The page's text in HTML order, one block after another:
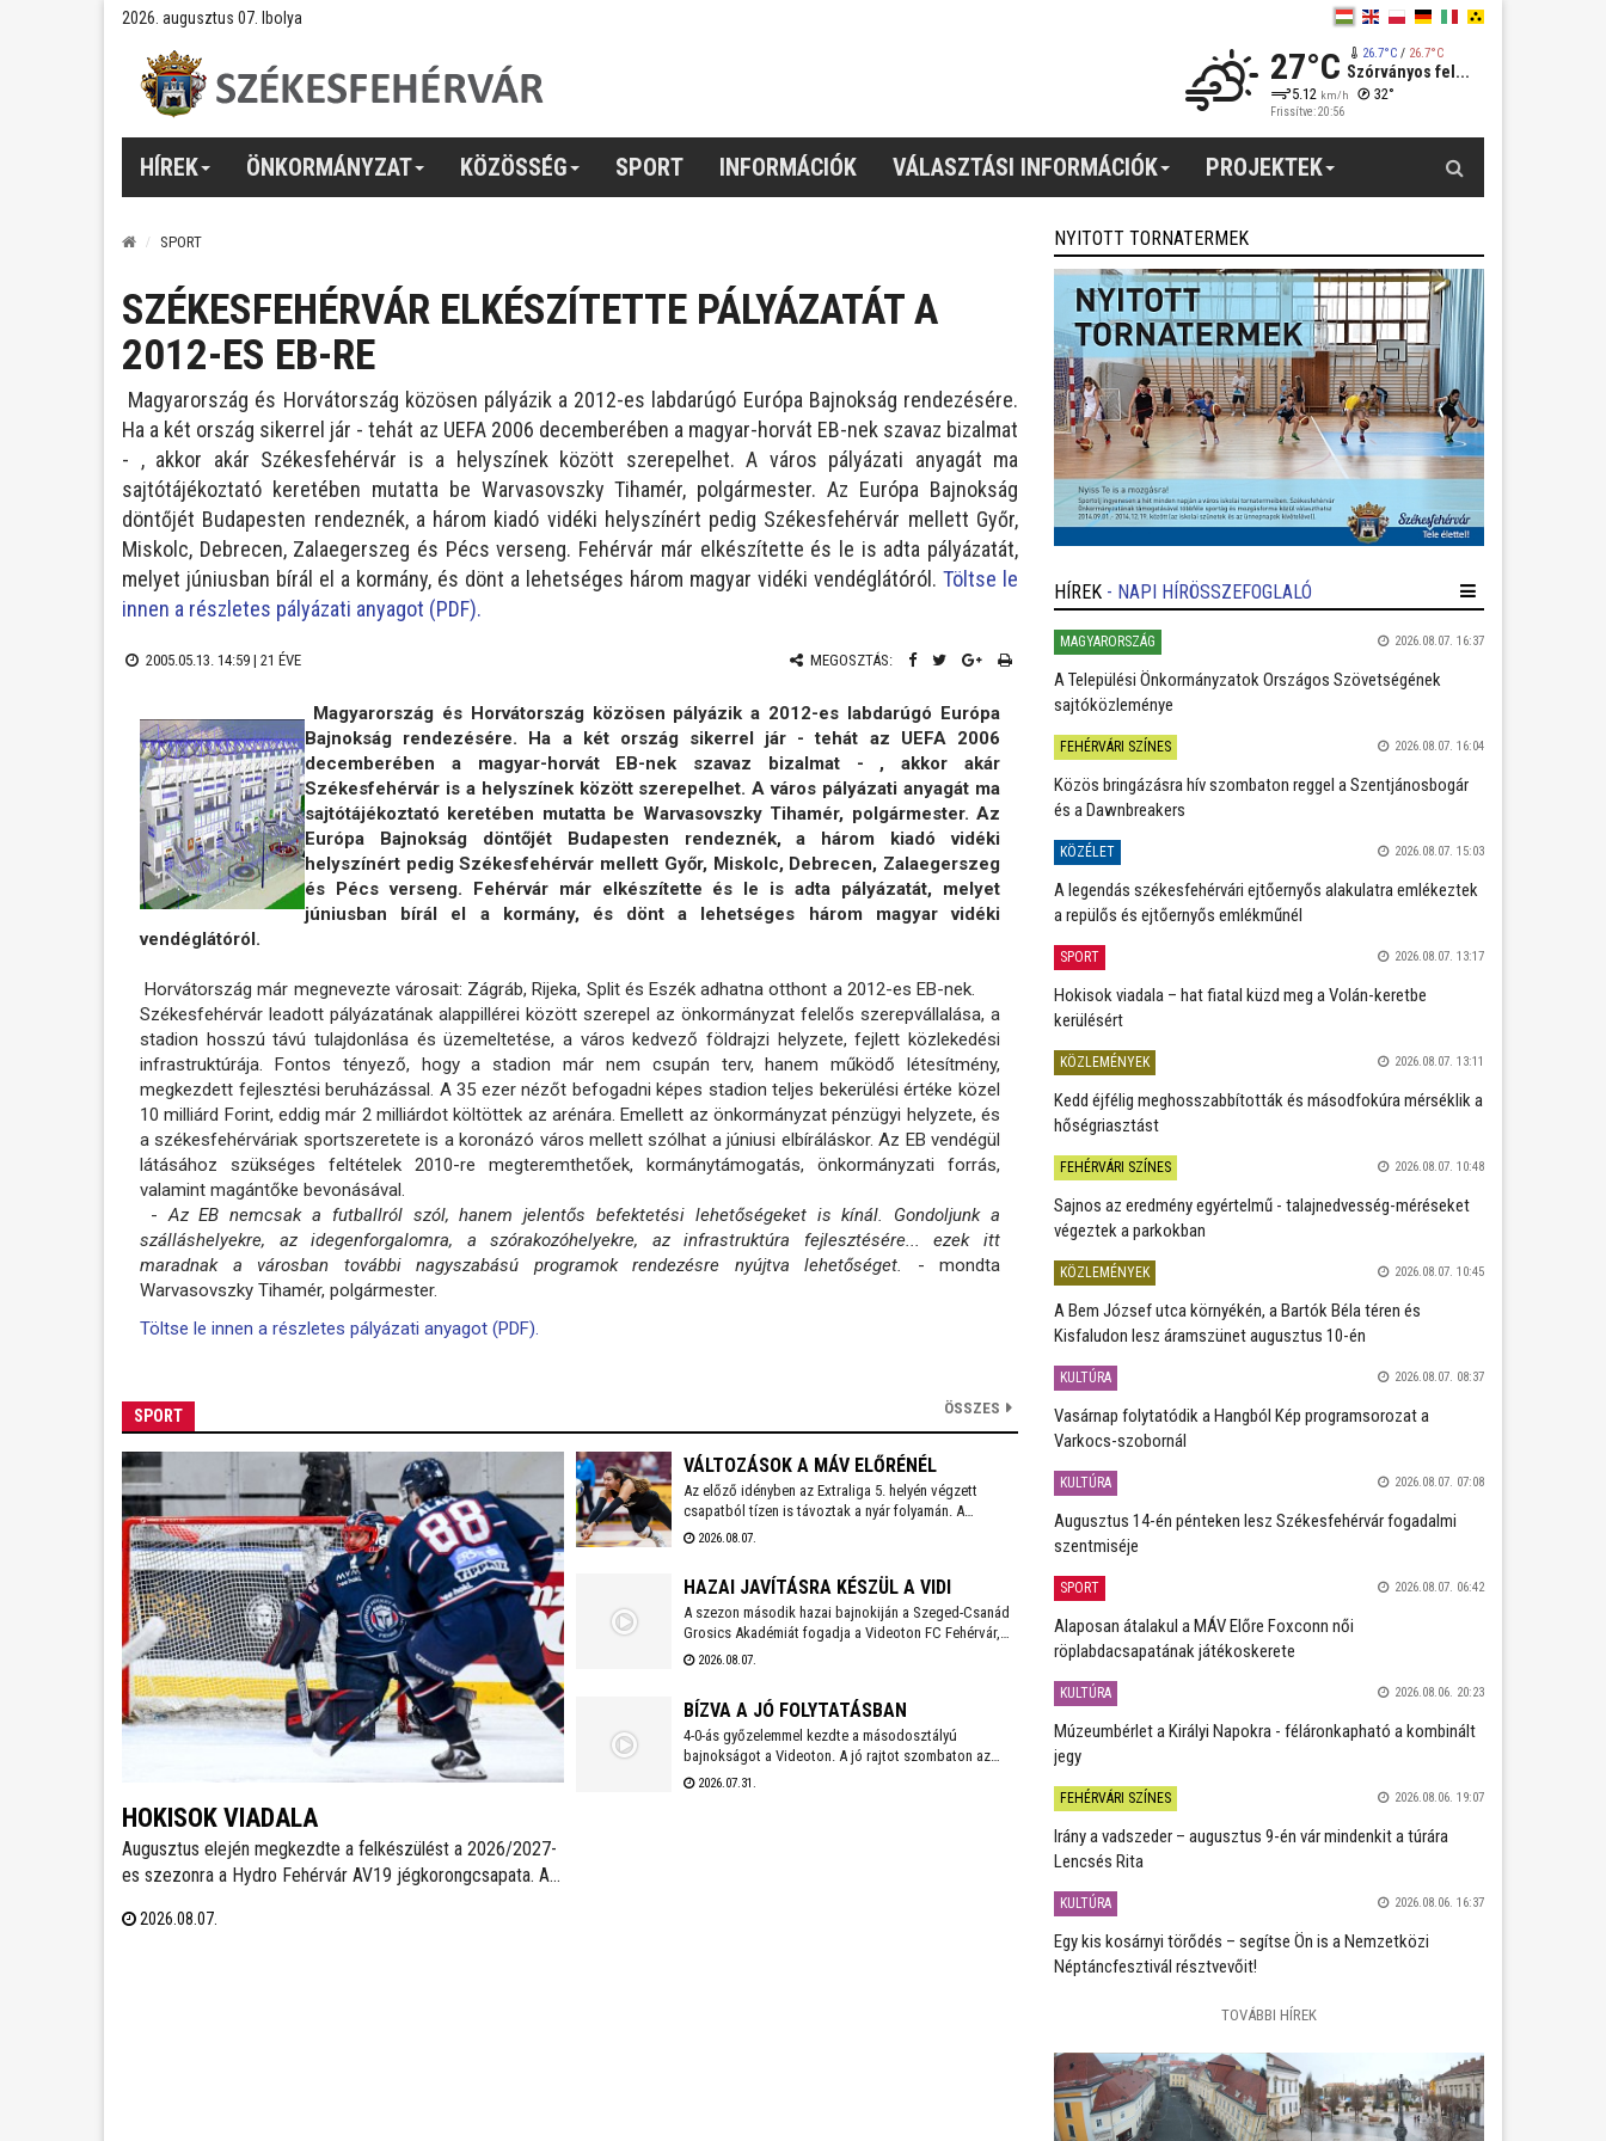
2026. augusztus 07. Ibolya
27°C 26.7°C/ 26.7°C
Szórványos fel...
5.12 km/h 32°
Frissítve: 20:56
HÍREK ÖNKORMÁNYZAT KÖZÖSSÉG SPORT INFORMÁCIÓK VÁLASZTÁSI INFORMÁCIÓK PROJEKTEK
SPORT
SZÉKESFEHÉRVÁR ELKÉSZÍTETTE PÁLYÁZATÁT A
2012-ES EB-RE
Magyarország és Horvátország közösen pályázik a 2012-es labdarúgó Európa Bajnokság rendezésére.
Ha a két ország sikerrel jár - tehát az UEFA 2006 decemberében a magyar-horvát EB-nek szavaz bizalmat
- , akkor akár Székesfehérvár is a helyszínek között szerepelhet. A város pályázati anyagát ma
sajtótájékoztató keretében mutatta be Warvasovszky Tihamér, polgármester. Az Európa Bajnokság
döntőjét Budapesten rendeznék, a három kiadó vidéki helyszínért pedig Székesfehérvár mellett Győr,
Miskolc, Debrecen, Zalaegerszeg és Pécs verseng. Fehérvár már elkészítette és le is adta pályázatát,
melyet júniusban bírál el a kormány, és dönt a lehetséges három magyar vidéki vendéglátóról. Töltse le
innen a részletes pályázati anyagot (PDF).
2005.05.13. 14:59 | 21 ÉVE MEGOSZTÁS:
Magyarország és Horvátország közösen pályázik a 2012-es labdarúgó Európa
Bajnokság rendezésére. Ha a két ország sikerrel jár - tehát az UEFA 2006
decemberében a magyar-horvát EB-nek szavaz bizalmat - , akkor akár
Székesfehérvár is a helyszínek között szerepelhet. A város pályázati anyagát ma
sajtótájékoztató keretében mutatta be Warvasovszky Tihamér, polgármester. Az
Európa Bajnokság döntőjét Budapesten rendeznék, a három kiadó vidéki
helyszínért pedig Székesfehérvár mellett Győr, Miskolc, Debrecen, Zalaegerszeg
és Pécs verseng. Fehérvár már elkészítette és le is adta pályázatát, melyet
júniusban bírál el a kormány, és dönt a lehetséges három magyar vidéki
vendéglátóról.
Horvátország már megnevezte városait: Zágráb, Rijeka, Split és Eszék adhatna otthont a 2012-es EB-nek.
Székesfehérvár leadott pályázatának alappillérei között szerepel az önkormányzat felelős szerepvállalása, a
stadion hosszú távú tulajdonlása és üzemeltetése, a város kedvező földrajzi helyzete, fejlett közlekedési
infrastruktúrája. Fontos tényező, hogy a stadion már nem csupán terv, hanem működő létesítmény,
megkezdett fejlesztési beruházással. A 35 ezer nézőt befogadni képes stadion teljes bekerülési értéke közel
10 milliárd Forint, eddig már 2 milliárdot költöttek az arénára. Emellett az önkormányzat pénzügyi helyzete, és
a székesfehérváriak sportszeretete is a koronázó város mellett szólhat a júniusi elbíráláskor. Az EB vendégül
látásához szükséges feltételek 2010-re megteremthetőek, kormánytámogatás, önkormányzati forrás,
valamint magántőke bevonásával.
-Az EB nemcsak a futballról szól, hanem jelentős befektetési lehetőségeket is kínál. Gondoljunk a
szálláshelyekre, az idegenforgalomra, a szórakozóhelyekre, az infrastruktúra fejlesztésére... ezek itt
maradnak a városban további nagyszabású programok rendezésre nyújtva lehetőséget.
- mondta
Warvasovszky Tihamér, polgármester.
Töltse le innen a részletes pályázati anyagot (PDF).
SPORT ÖSSZES
HOKISOK VIADALA
Augusztus elején megkezdte a felkészülést a 2026/2027-
es szezonra a Hydro Fehérvár AV19 jégkorongcsapata. Az
legjobb teljesítményt nyújtó játékos csatlakozhat a Volán
2026.08.07.
VÁLTOZÁSOK A MÁV ELŐRÉNÉL
Az előző idényben az Extraliga 5. helyén végzett
csapatból tízen is távoztak a nyár folyamán. A
holtszezonban reményteljes magyar és külföldi
2026/2027-es évadban is Kaszap Tamás felel.
2026.08.07.
HAZAI JAVÍTÁSRA KÉSZÜL A VIDI
A szezon második hazai bajnokiján a Szeged-Csanád
Grosics Akadémiát fogadja a Videoton FC Fehérvár,
amely a Kazincbarcika elleni vereséget követően
2026.08.07.
BÍZVA A JÓ FOLYTATÁSBAN
4-0-ás győzelemmel kezdte a másodosztályú
bajnokságot a Videoton. A jó rajtot szombaton az
első idegenbeli mérkőzés követi, a tavaly még NB I-es
2026.07.31.
NYITOTT TORNATERMEK
HÍREK - NAPI HÍRÖSSZEFOGLALÓ
MAGYARORSZÁG 2026.08.07. 16:37
A Települési Önkormányzatok Országos Szövetségének
sajtóközleménye
FEHÉRVÁRI SZÍNES 2026.08.07. 16:04
Közös bringázásra hív szombaton reggel a Szentjánosbogár
és a Dawnbreakers
KÖZÉLET 2026.08.07. 15:03
A legendás székesfehérvári ejtőernyős alakulatra emlékeztek
a repülős és ejtőernyős emlékműnél
SPORT 2026.08.07. 13:17
Hokisok viadala – hat fiatal küzd meg a Volán-keretbe
kerülésért
KÖZLEMÉNYEK 2026.08.07. 13:11
Kedd éjfélig meghosszabbították és másodfokúra mérséklik a
hőségriasztást
FEHÉRVÁRI SZÍNES 2026.08.07. 10:48
Sajnos az eredmény egyértelmű - talajnedvesség-méréseket
végeztek a parkokban
KÖZLEMÉNYEK 2026.08.07. 10:45
A Bem József utca környékén, a Bartók Béla téren és
Kisfaludon lesz áramszünet augusztus 10-én
KULTÚRA 2026.08.07. 08:37
Vasárnap folytatódik a Hangból Kép programsorozat a
Varkocs-szobornál
KULTÚRA 2026.08.07. 07:08
Augusztus 14-én pénteken lesz Székesfehérvár fogadalmi
szentmiséje
SPORT 2026.08.07. 06:42
Alaposan átalakul a MÁV Előre Foxconn női
röplabdacsapatának játékoskerete
KULTÚRA 2026.08.06. 20:23
Múzeumbérlet a Királyi Napokra - féláronkapható a kombinált
jegy
FEHÉRVÁRI SZÍNES 2026.08.06. 19:07
Irány a vadszeder – augusztus 9-én vár mindenkit a túrára
Lencsés Rita
KULTÚRA 2026.08.06. 16:37
Egy kis kosárnyi törődés – segítse Ön is a Nemzetközi
Néptáncfesztivál résztvevőit!
TOVÁBBI HÍREK